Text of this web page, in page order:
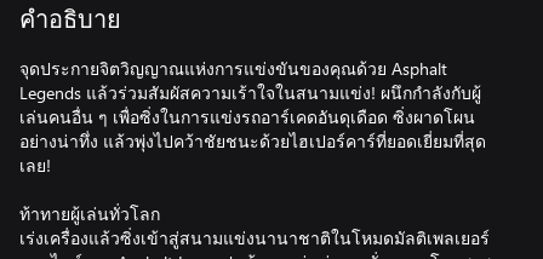
คำอธิบาย
จุดประกายจิตวิญญาณแห่งการแข่งขันของคุณด้วย Asphalt
Legends แล้วร่วมสัมผัสความเร้าใจในสนามแข่ง! ผนึกกำลังกับผู้
เล่นคนอื่น ๆ เพื่อซิ่งในการแข่งรถอาร์เคดอันดุเดือด ซิ่งผาดโผน
อย่างน่าทึ่ง แล้วพุ่งไปคว้าชัยชนะด้วยไฮเปอร์คาร์ที่ยอดเยี่ยมที่สุด
เลย!
ท้าทายผู้เล่นทั่วโลก
เร่งเครื่องแล้วซิ่งเข้าสู่สนามแข่งนานาชาติในโหมดมัลติเพลเยอร์